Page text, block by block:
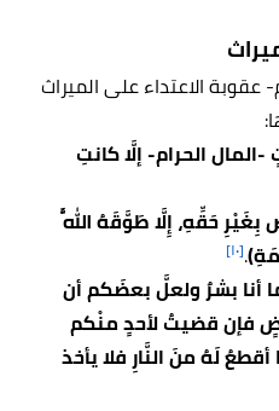
الاعتداء على الميراث
الحرام- إلَّا كانتِ
بِغَيْرِ حَقِّهِ، إِلَّا طَوَّقَهُ اللَّهُ
.[١٠]
أنا بشرٌ ولعلَّ بعضَكم أن
فإن قضيتُ لأحدٍ منْكم
لَهُ منَ النَّارِ فلا يأخذ